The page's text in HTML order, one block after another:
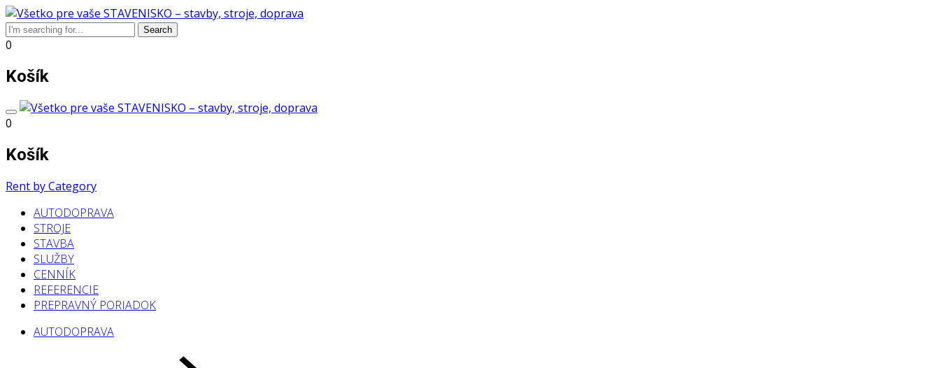
0
Košík
0
Košík
Rent by Category
AUTODOPRAVA
STROJE
STAVBA
SLUŽBY
CENNÍK
REFERENCIE
PREPRAVNÝ PORIADOK
AUTODOPRAVA